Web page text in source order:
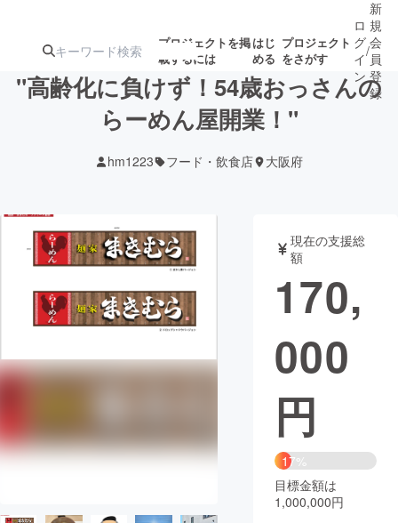
プロジェクトを掲
載するには
はじ
める
プロジェクト
をさがす
ターン
ジェクト
募集終了が近いプ
ロジェクト
アート・写真 音楽
ゲーム・サ
まちづくり・地域活性化
CAMPFIRE Creation
CAMPFIREふるさと納税machi-ya コミュニティ
ロ
グ
イ
ン
/
新
規
会
員
登
録
"高齢化に負けず！54歳おっさんの
らーめん屋開業！"
hm1223 フード・飲食店 大阪府
現在の支援総
額
170,
000
円
17%
目標金額は
1,000,000円